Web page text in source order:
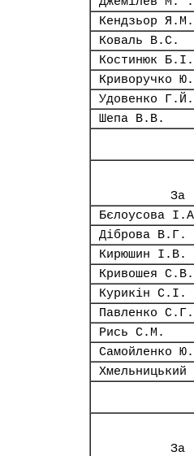
Кендзьор Я.М.
Коваль В.С.
Костинюк Б.І.
Криворучко
Удовенко Г.Й.
Шепа В.В.
За
Бєлоусова
Діброва В.Г.
Кирюшин І.В.
Кривошея С.В.
Курикін С.І.
Павленко С.Г.
Рись С.М.
Самойленко
За